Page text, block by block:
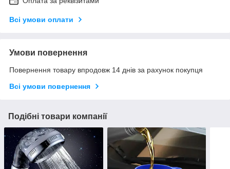
Всі умови оплати
Умови повернення
Повернення товару впродовж 14 днів за рахунок покупця
Всі умови повернення
Подібні товари компанії